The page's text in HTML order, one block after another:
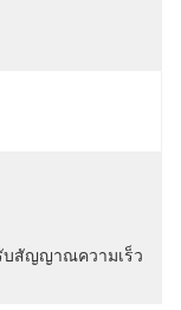
บสัญญาณความเร็ว